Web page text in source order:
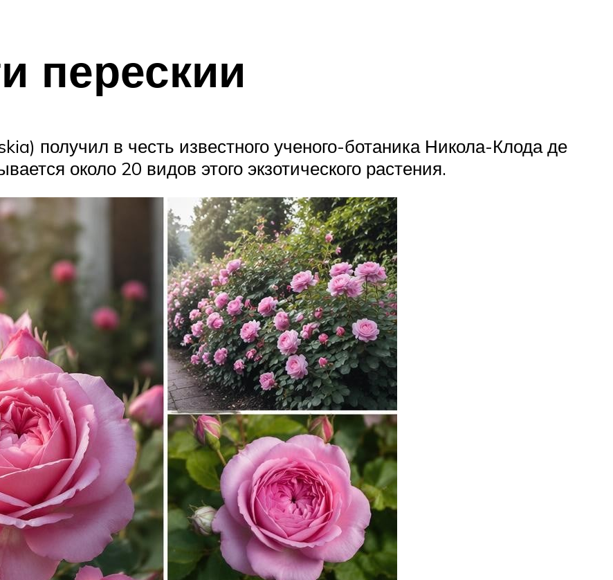
перескии
получил в честь известного ученого-ботаника Никола-Клода де
около 20 видов этого экзотического растения.